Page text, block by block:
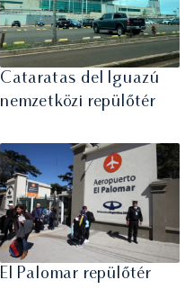
Cataratas del Iguazú
nemzetközi repülőtér
El Palomar repülőtér